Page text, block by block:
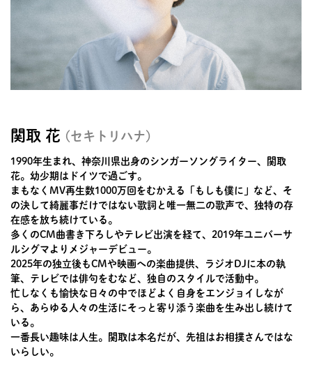
関取 花 (セキトリハナ)
1990年生まれ、神奈川県出身のシンガーソングライター、関取
花。幼少期はドイツで過ごす。
まもなくMV再生数1000万回をむかえる「もしも僕に」など、そ
の決して綺麗事だけではない歌詞と唯一無二の歌声で、独特の存
在感を放ち続けている。
多くのCM曲書き下ろしやテレビ出演を経て、2019年ユニバーサ
ルシグマよりメジャーデビュー。
2025年の独立後もCMや映画への楽曲提供、ラジオDJに本の執
筆、テレビでは俳句をむなど、独自のスタイルで活動中。
忙しなくも愉快な日々の中でほどよく自身をエンジョイしなが
ら、あらゆる人々の生活にそっと寄り添う楽曲を生み出し続けて
いる。
一番長い趣味は人生。関取は本名だが、先祖はお相撲さんではな
いらしい。